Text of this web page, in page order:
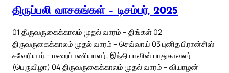
திருப்பலி வாசகங்கள் – டிசம்பர், 2025
01 திருவருகைக்காலம் முதல் வாரம் – திங்கள் 02
திருவருகைக்காலம் முதல் வாரம் – செவ்வாய் 03 புனித பிரான்சிஸ்
சவேரியார் – மறைப்பணியாளர், இந்தியாவின் பாதுகாவலர்
(பெருவிழா) 04 திருவருகைக்காலம் முதல் வாரம் – வியாழன்